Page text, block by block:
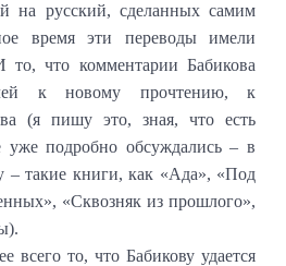
на русский, сделанных самим
время эти переводы имели
то, что комментарии Бабикова
к новому прочтению, к
(я пишу это, зная, что есть
уже подробно обсуждались – в
– такие книги, как «Ада», «Под
«Сквозняк из прошлого»,
всего то, что Бабикову удается